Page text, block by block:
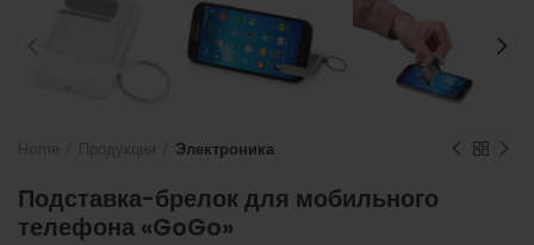
Электроника
Подставка-брелок для мобильного
телефона «GoGo»